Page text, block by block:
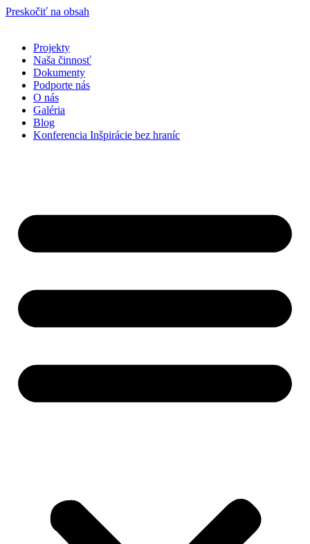
Preskočiť na obsah
Projekty
Naša činnosť
Dokumenty
Podporte nás
O nás
Galéria
Blog
Konferencia Inšpirácie bez hraníc